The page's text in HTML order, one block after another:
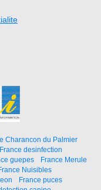
Charancon du Palmier
France desinfection
guepes
France Merule
Nuisibles
France puces